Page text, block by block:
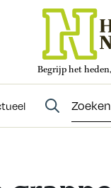
Begrijp het